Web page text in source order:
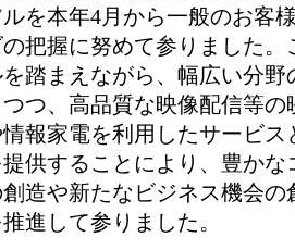
を本年4月から一般のお客
把握に努めて参りました。
を踏まえながら、幅広い分
つ、高品質な映像配信等の
報家電を利用したサービス
供することにより、豊かな
造や新たなビジネス機会の
進して参りました。